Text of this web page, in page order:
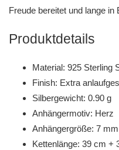
Freude bereitet und lange in
Produktdetails
Material: 925 Sterling
Finish: Extra
Silbergewicht: 0.90 g
Anhängermotiv: Herz
Anhängergröße: 7
Kettenlänge: 39 cm +